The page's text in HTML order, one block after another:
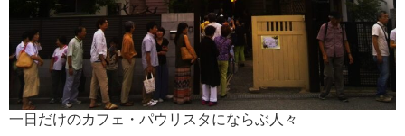
一日だけのカフェ・パウリスタにならぶ人々